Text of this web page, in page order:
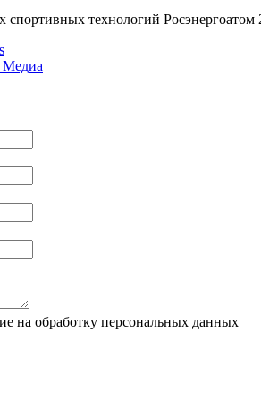
технологий Росэнергоатом
Медиа
на обработку персональных данных